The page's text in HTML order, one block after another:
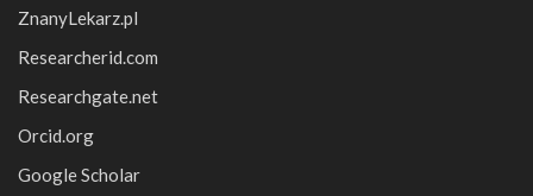
ZnanyLekarz.pl
Researcherid.com
Researchgate.net
Orcid.org
Google Scholar